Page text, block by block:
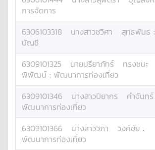
การจัดการ
6306103318 นางสาวชวิศา สุทธพันธ :
บัญชี
6309101325 นายปรียาภัทร์
ทรงชนะ
พิพัฒน์ : พัฒนาการท่องเที่ยว
6309101346 นางสาวปิยากร คำจันทร์
พัฒนาการท่องเที่ยว
6309101366 นางสาววิภา วงค์ชัย :
พัฒนาการท่องเที่ยว